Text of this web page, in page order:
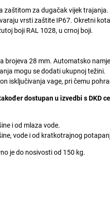
zaštitom za dugačak vijek
vrsti zaštite IP67. Okretni
boji RAL 1028, u crnoj boji.
brojeva 28 mm. Automatsko
mogu se dodati ukupnoj težini.
isključivanja vage, pri čemu
dostupan u izvedbi s DKD
i od mlaza vode.
vode i od kratkotrajnog
je do nosivosti od 150 kg.